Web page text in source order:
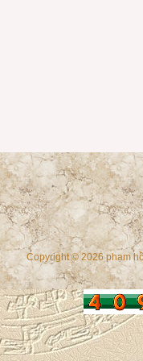
Copyright © 2026 phạm